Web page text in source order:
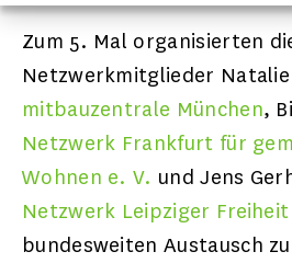
Zum 5. Mal organisierten
Netzwerkmitglieder
mitbauzentrale München,
Netzwerk Frankfurt für
Wohnen e. V. und Jens
Netzwerk Leipziger Freiheit
bundesweiten Austausch